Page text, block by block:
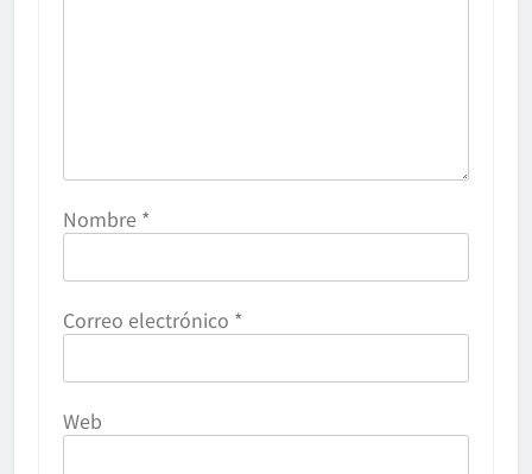
Nombre *
Correo electrónico *
Web